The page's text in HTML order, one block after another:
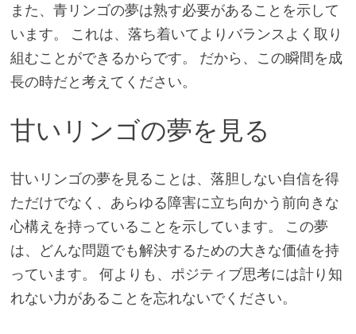
また、青リンゴの夢は熟す必要があることを示して
います。 これは、落ち着いてよりバランスよく取り
組むことができるからです。 だから、この瞬間を成
長の時だと考えてください。
甘いリンゴの夢を見る
甘いリンゴの夢を見ることは、落胆しない自信を得
ただけでなく、あらゆる障害に立ち向かう前向きな
心構えを持っていることを示しています。 この夢
は、どんな問題でも解決するための大きな価値を持
っています。 何よりも、ポジティブ思考には計り知
れない力があることを忘れないでください。